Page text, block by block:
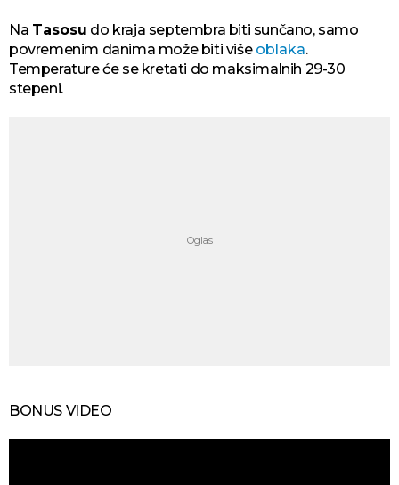
Na Tasosu do kraja septembra biti sunčano, samo
povremenim danima može biti više oblaka.
Temperature će se kretati do maksimalnih 29-30
stepeni.
BONUS VIDEO